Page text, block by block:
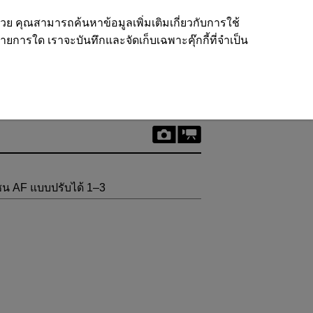
AF แบบปรับได้ 1–3
ย คุณสามารถค้นหาข้อมูลเพิ่มเติมเกี่ยวกับการใช้
ยการใด เราจะบันทึกและจัดเก็บเฉพาะคุ๊กกี้ที่จำเป็น